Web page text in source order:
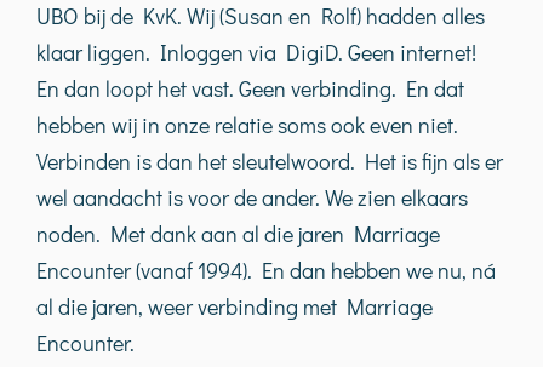
UBO bij de KvK. Wij (Susan en Rolf) hadden alles
klaar liggen. Inloggen via DigiD. Geen internet!
En dan loopt het vast. Geen verbinding. En dat
hebben wij in onze relatie soms ook even niet.
Verbinden is dan het sleutelwoord. Het is fijn als er
wel aandacht is voor de ander. We zien elkaars
noden. Met dank aan al die jaren Marriage
Encounter (vanaf 1994). En dan hebben we nu, ná
al die jaren, weer verbinding met Marriage
Encounter.